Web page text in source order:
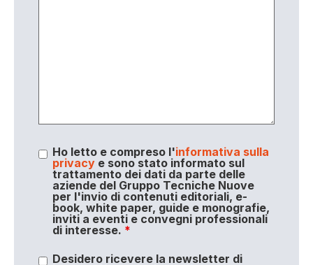
Ho letto e compreso l'informativa sulla
privacye sono stato informato sul
trattamento dei dati da parte delle
aziende del Gruppo Tecniche Nuove
per l'invio di contenuti editoriali, e-
book, white paper, guide e monografie,
inviti a eventi e convegni professionali
di interesse. *
Desidero ricevere la newsletter di